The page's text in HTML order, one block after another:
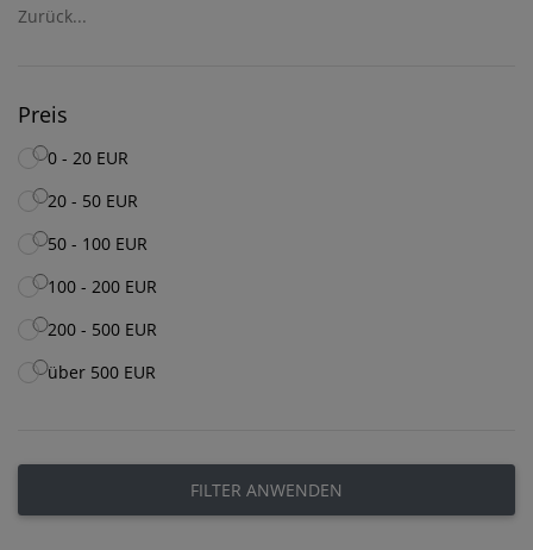
Zurück...
Preis
0 - 20 EUR
20 - 50 EUR
50 - 100 EUR
100 - 200 EUR
200 - 500 EUR
über 500 EUR
FILTER ANWENDEN